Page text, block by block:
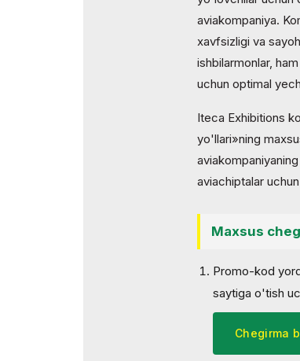
aviakompaniya.
xavfsizligi va
ishbilarmonlar,
uchun optimal
Iteca Exhibitions
yo'llari»ning
aviachiptalar
Maxsus
Promo-kod
saytiga o'tish
Chegirma